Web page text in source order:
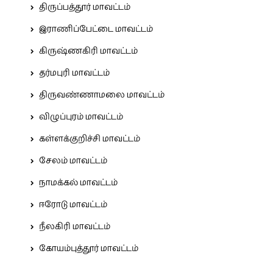
திருப்பத்தூர் மாவட்டம்
இராணிப்பேட்டை மாவட்டம்
கிருஷ்ணகிரி மாவட்டம்
தர்மபுரி மாவட்டம்
திருவண்ணாமலை மாவட்டம்
விழுப்புரம் மாவட்டம்
கள்ளக்குறிச்சி மாவட்டம்
சேலம் மாவட்டம்
நாமக்கல் மாவட்டம்
ஈரோடு மாவட்டம்
நீலகிரி மாவட்டம்
கோயம்புத்தூர் மாவட்டம்